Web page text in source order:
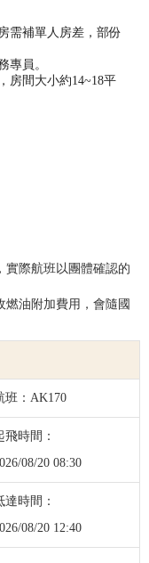
需補單人房差，部份
專員。
房間大小約14~18平
實際航班以團體確認的
油附加費用，會隨國
AK170
08/20 08:30
08/20 12:40